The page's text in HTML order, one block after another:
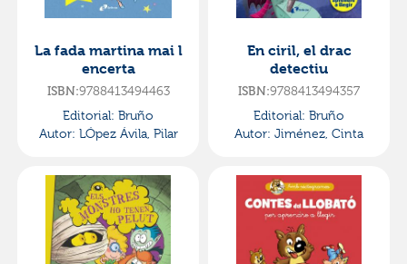
La fada martina mai l
encerta
ISBN:9788413494463
Editorial: Bruño
Autor: LÓpez Ávila, Pilar
En ciril, el drac
detectiu
ISBN:9788413494357
Editorial: Bruño
Autor: Jiménez, Cinta